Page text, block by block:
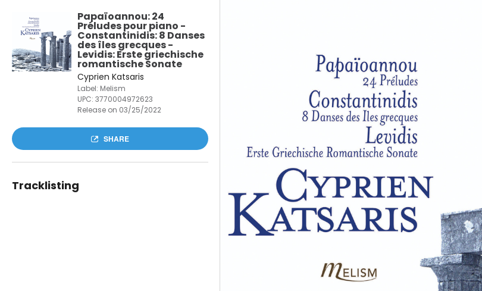
Papaïoannou: 24
Préludes pour piano -
Constantinidis: 8 Danses
des îles grecques -
Levidis: Erste griechische
romantische Sonate
Cyprien Katsaris
Label: Melism
UPC: 3770004972623
Release on 03/25/2022
SHARE
Tracklisting